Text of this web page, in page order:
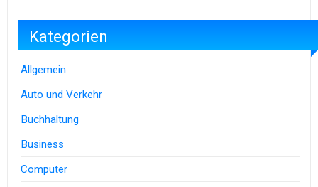
Kategorien
Allgemein
Auto und Verkehr
Buchhaltung
Business
Computer